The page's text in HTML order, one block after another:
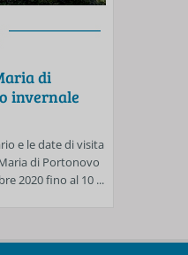
di
invernale
e le date di visita
di Portonovo
2020 fino al 10 ...